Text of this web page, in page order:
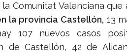
la Comunitat Valenciana que
la provincia Castellón, 13
107 nuevos casos
de Castellón, 42 de